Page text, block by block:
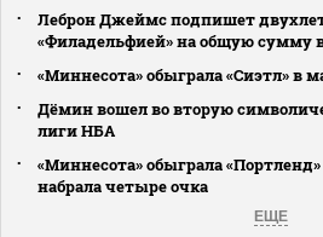
Леброн Джеймс подпишет
«Филадельфией» на общую сумму
«Миннесота» обыграла «Сиэтл» в
Дёмин вошел во вторую
лиги НБА
«Миннесота» обыграла
набрала четыре очка
ЕЩЕ